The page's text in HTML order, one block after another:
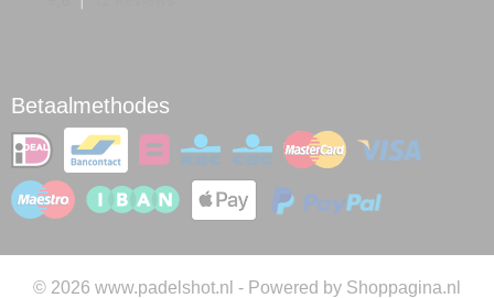
Betaalmethodes
© 2026 www.padelshot.nl - Powered by Shoppagina.nl